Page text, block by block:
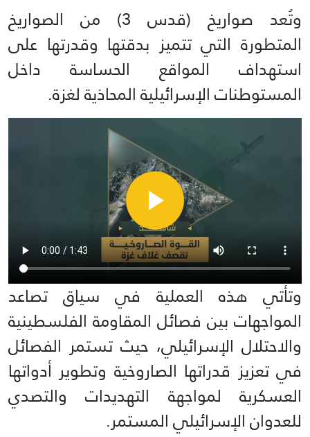
وتُعد صواريخ (قدس 3) من الصواريخ
المتطورة التي تتميز بدقتها وقدرتها على
استهداف المواقع الحساسة داخل
المستوطنات الإسرائيلية المحاذية لغزة.
وتأتي هذه العملية في سياق تصاعد
المواجهات بين فصائل المقاومة الفلسطينية
والاحتلال الإسرائيلي، حيث تستمر الفصائل
في تعزيز قدراتها الصاروخية وتطوير أدواتها
العسكرية لمواجهة التهديدات والتصدي
للعدوان الإسرائيلي المستمر.